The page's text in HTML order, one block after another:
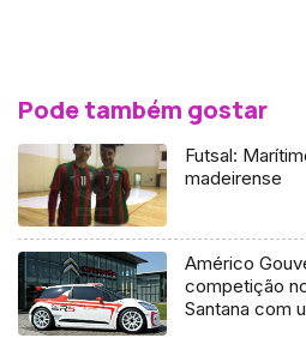
Pode também gostar
Futsal:
madeirense
Américo
competição
Santana com